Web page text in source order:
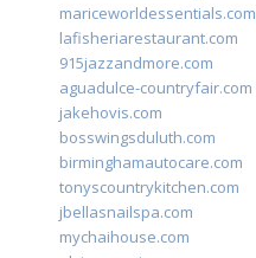
mariceworldessentials.com
lafisheriarestaurant.com
915jazzandmore.com
aguadulce-countryfair.com
jakehovis.com
bosswingsduluth.com
birminghamautocare.com
tonyscountrykitchen.com
jbellasnailspa.com
mychaihouse.com